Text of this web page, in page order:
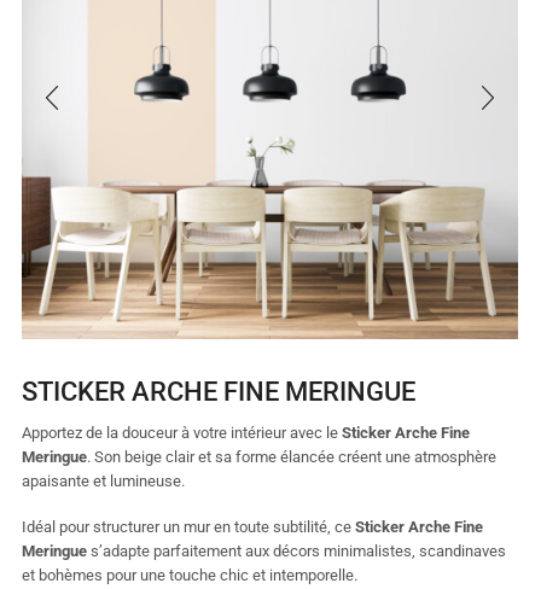
STICKER ARCHE FINE MERINGUE
Apportez de la douceur à votre intérieur avec le Sticker Arche Fine
Meringue. Son beige clair et sa forme élancée créent une atmosphère
apaisante et lumineuse.
Idéal pour structurer un mur en toute subtilité, ce Sticker Arche Fine
Meringue s’adapte parfaitement aux décors minimalistes, scandinaves
et bohèmes pour une touche chic et intemporelle.